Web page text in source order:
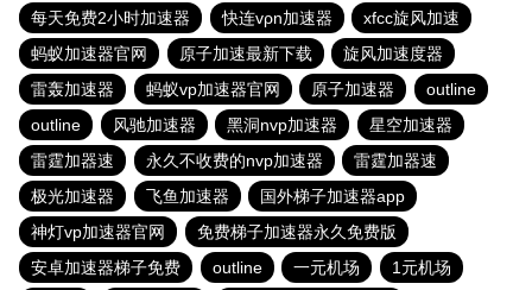
每天免费2小时加速器
快连vρn加速器
xfcc旋风加速
蚂蚁加速器官网
原子加速最新下载
旋风加速度器
雷轰加速器
蚂蚁vp加速器官网 原子加速器
outline
outline
风驰加速器 黑洞nvp加速器
星空加速器
雷霆加器速
永久不收费的nvp加速器
雷霆加器速
极光加速器
飞鱼加速器
国外梯子加速器app
神灯vp加速器官网
免费梯子加速器永久免费版
安卓加速器梯子免费
outline 一元机场 1元机场